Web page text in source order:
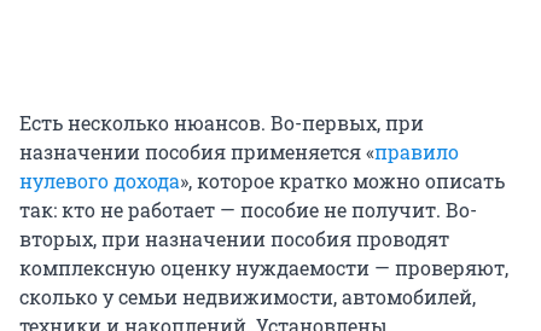
Есть несколько нюансов. Во-первых, при
назначении пособия применяется «правило
нулевого дохода», которое кратко можно описать
так: кто не работает — пособие не получит. Во-
вторых, при назначении пособия проводят
комплексную оценку нуждаемости — проверяют,
сколько у семьи недвижимости, автомобилей,
техники и накоплений. Установлены